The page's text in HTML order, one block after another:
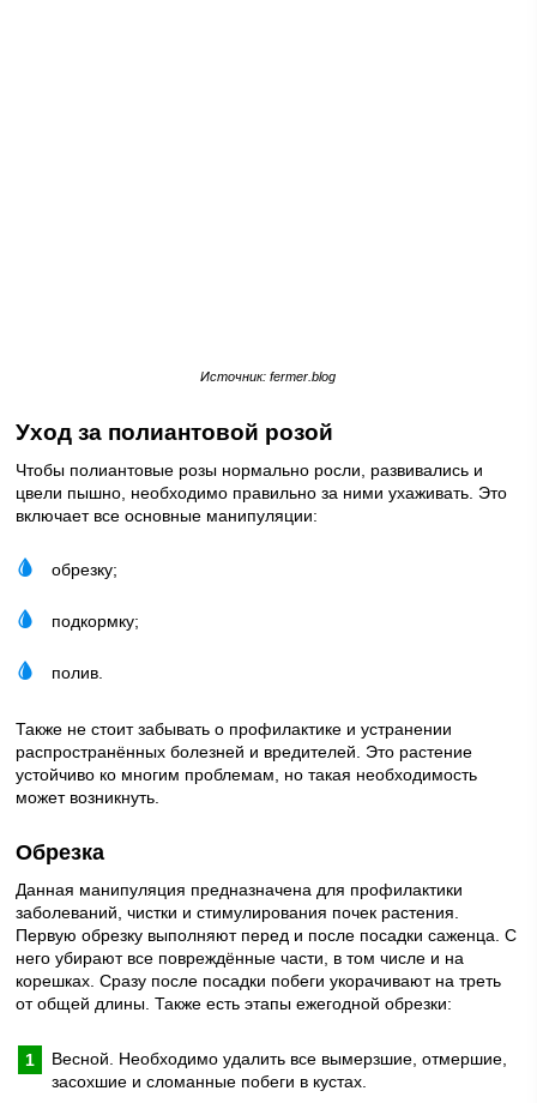
Источник: fermer.blog
Уход за полиантовой розой
Чтобы полиантовые розы нормально росли, развивались и
цвели пышно, необходимо правильно за ними ухаживать. Это
включает все основные манипуляции:
обрезку;
подкормку;
полив.
Также не стоит забывать о профилактике и устранении
распространённых болезней и вредителей. Это растение
устойчиво ко многим проблемам, но такая необходимость
может возникнуть.
Обрезка
Данная манипуляция предназначена для профилактики
заболеваний, чистки и стимулирования почек растения.
Первую обрезку выполняют перед и после посадки саженца. С
него убирают все повреждённые части, в том числе и на
корешках. Сразу после посадки побеги укорачивают на треть
от общей длины. Также есть этапы ежегодной обрезки:
Весной. Необходимо удалить все вымерзшие, отмершие,
засохшие и сломанные побеги в кустах.